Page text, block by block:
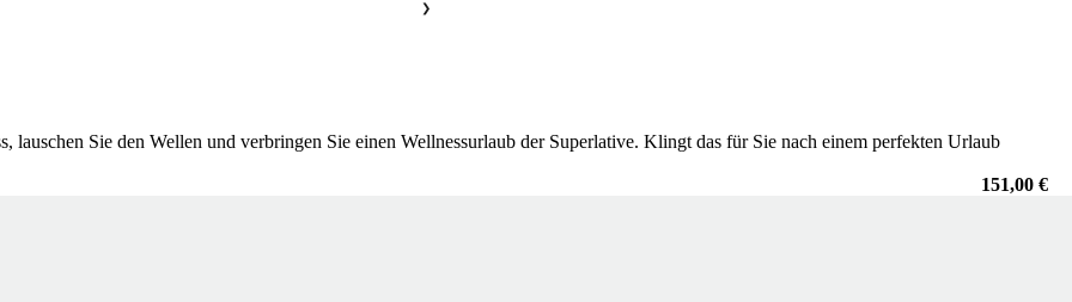
Sie den Wellen und verbringen Sie einen Wellnessurlaub der Superlative. Klingt das für Sie nach einem perfekten Urlaub
151,00 €
❯